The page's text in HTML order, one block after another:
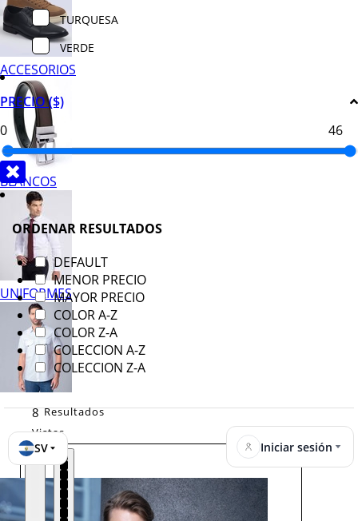
ACCESORIOS
BLANCOS
UNIFORMES
SV Iniciar sesión
TURQUESA
VERDE
PRECIO ($)
ORDENAR RESULTADOS
DEFAULT
MENOR PRECIO
MAYOR PRECIO
COLOR A-Z
COLOR Z-A
COLECCION A-Z
COLECCION Z-A
8Resultados
Vistas